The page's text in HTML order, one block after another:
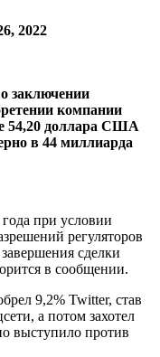
2022
заключении
компании
54,20 доллара США
в 44 миллиарда
при условии
регуляторов
сделки
в сообщении.
9,2% Twitter, став
а потом захотел
выступило против